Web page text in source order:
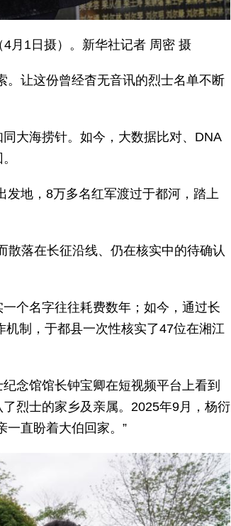
月1日摄）。新华社记者 周密 摄
。让这份曾经杳无音讯的烈士名单不断
大海捞针。如今，大数据比对、DNA
地，8万多名红军渡过于都河，踏上
散落在长征沿线、仍在核实中的待确认
个名字往往耗费数年；如今，通过长
制，于都县一次性核实了47位在湘江
念馆馆长钟宝卿在短视频平台上看到
烈士的家乡及亲属。2025年9月，杨衍
一直盼着大伯回家。”